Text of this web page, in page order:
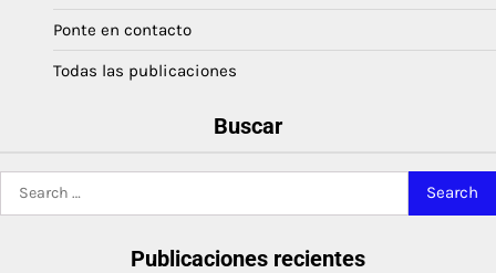
Ponte en contacto
Todas las publicaciones
Buscar
Search
for:
Publicaciones recientes